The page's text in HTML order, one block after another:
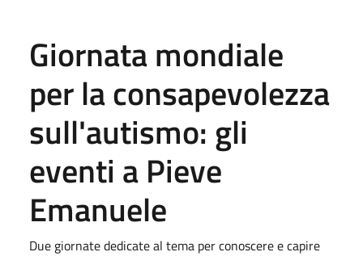
Giornata mondiale
per la consapevolezza
sull'autismo: gli
eventi a Pieve
Emanuele
Due giornate dedicate al tema per conoscere e capire